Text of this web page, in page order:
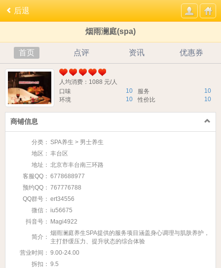
后退
烟雨澜庭(spa)
首页 点评 资讯 优惠券
人均消费：1088 元/人
10
口味 10
服务
10
环境 10
性价比
商铺信息
分类： SPA养生 > 男士养生
地区： 丰台区
地址： 北京市丰台南三环路
客服QQ： 6778688977
预约QQ： 767776788
QQ群号： ert34556
微信： iu56675
抖音号：
Magi4922
简介：
烟雨澜庭养生SPA‌提供的服务项目涵盖身心调理与肌肤养护，
主打舒缓压力、提升状态的综合体验
营业时间： 9.00-24.00
拆扣： 9.5